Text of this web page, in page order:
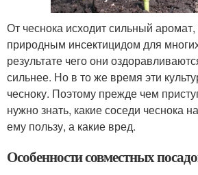
От чеснока исходит сильный
природным инсектицидом для
результате чего они
сильнее. Но в то же время эти
чесноку. Поэтому прежде чем
нужно знать, какие соседи чеснока
ему пользу, а какие вред.
Особенности совместных